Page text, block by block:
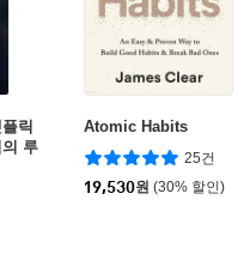
릭
루
Atomic Habits
25건
19,530원 (30% 할인)